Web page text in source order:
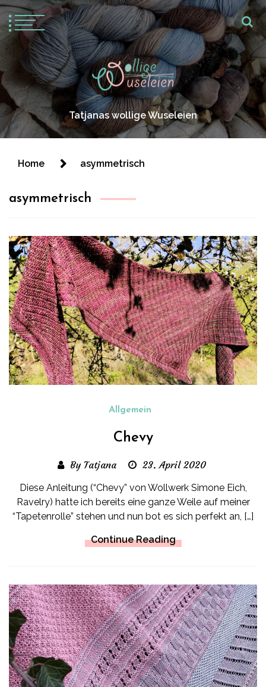
Tatjanas wollige Wuseleien
Home asymmetrisch
asymmetrisch
Allgemein
Chevy
By Tatjana 23. April 2020
Diese Anleitung (“Chevy” von Wollwerk Simone Eich,
Ravelry) hatte ich bereits eine ganze Weile auf meiner
“Tapetenrolle” stehen und nun bot es sich perfekt an, […]
Continue Reading